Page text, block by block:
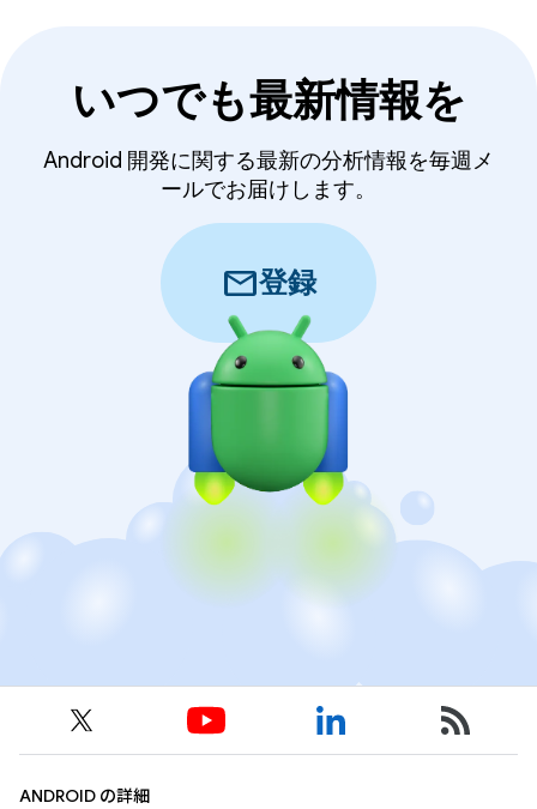
いつでも最新情報を
Android 開発に関する最新の分析情報を毎週メ
ールでお届けします。
mail登録
ANDROID の詳細